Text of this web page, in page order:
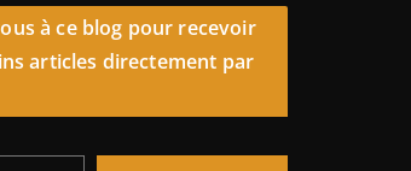
à ce blog pour recevoir
articles directement par